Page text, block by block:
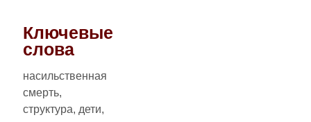
Ключевые
слова
насильственная
смерть,
структура, дети,